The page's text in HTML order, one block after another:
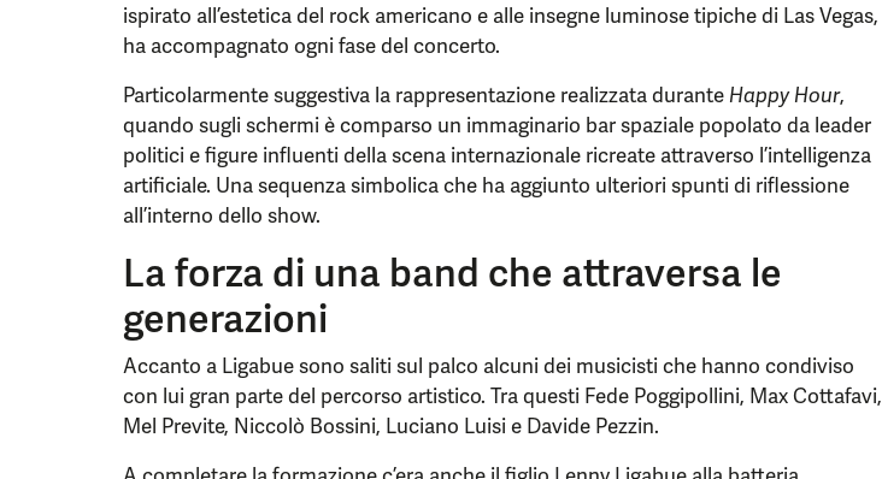
ispirato all’estetica del rock americano e alle insegne luminose tipiche di Las Vegas,
ha accompagnato ogni fase del concerto.
Particolarmente suggestiva la rappresentazione realizzata durante Happy Hour,
quando sugli schermi è comparso un immaginario bar spaziale popolato da leader
politici e figure influenti della scena internazionale ricreate attraverso l’intelligenza
artificiale. Una sequenza simbolica che ha aggiunto ulteriori spunti di riflessione
all’interno dello show.
La forza di una band che attraversa le
generazioni
Accanto a Ligabue sono saliti sul palco alcuni dei musicisti che hanno condiviso
con lui gran parte del percorso artistico. Tra questi Fede Poggipollini, Max Cottafavi,
Mel Previte, Niccolò Bossini, Luciano Luisi e Davide Pezzin.